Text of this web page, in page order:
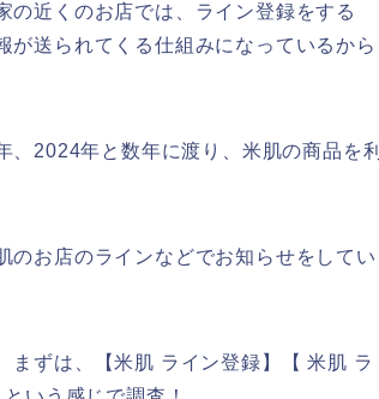
の近くのお店では、ライン登録をする
が送られてくる仕組みになっているから
2024年と数年に渡り、米肌の商品を利
のお店のラインなどでお知らせをしてい
まずは、【米肌 ライン登録】【 米肌 ラ